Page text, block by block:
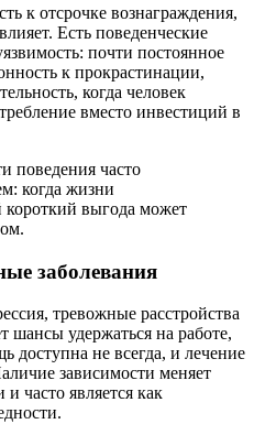
к отсрочке вознаграждения,
Есть поведенческие
почти постоянное
к прокрастинации,
когда человек
вместо инвестиций в
поведения часто
когда жизни
короткий выгода может
заболевания
тревожные расстройства
шансы удержаться на работе,
доступна не всегда, и лечение
зависимости меняет
часто является как